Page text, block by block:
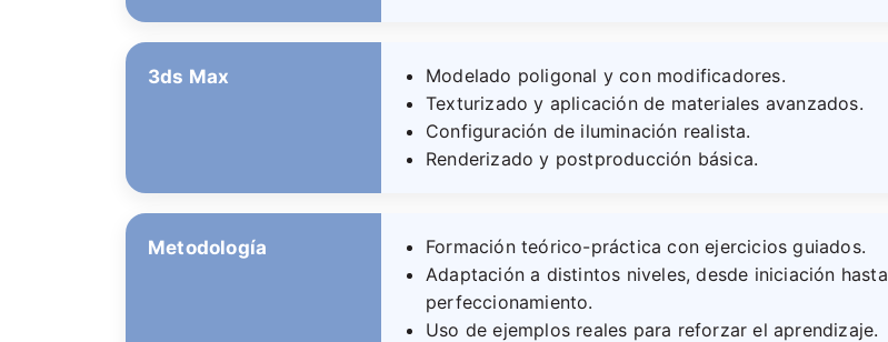
3ds Max
Modelado poligonal y con modificadores.
Texturizado y aplicación de materiales avanzados.
Configuración de iluminación realista.
Renderizado y postproducción básica.
Metodología
Formación teórico-práctica con ejercicios guiados.
Adaptación a distintos niveles, desde iniciación hasta
perfeccionamiento.
Uso de ejemplos reales para reforzar el aprendizaje.